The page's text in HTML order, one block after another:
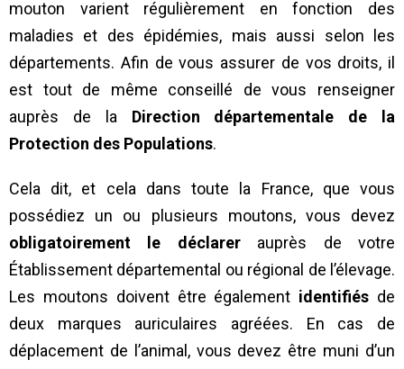
mouton varient régulièrement en fonction des
maladies et des épidémies, mais aussi selon les
départements. Afin de vous assurer de vos droits, il
est tout de même conseillé de vous renseigner
auprès de la Direction départementale de la
Protection des Populations.
Cela dit, et cela dans toute la France, que vous
possédiez un ou plusieurs moutons, vous devez
obligatoirement le déclarerauprès de votre
Établissement départemental ou régional de l’élevage.
Les moutons doivent être également identifiés de
deux marques auriculaires agréées. En cas de
déplacement de l’animal, vous devez être muni d’un